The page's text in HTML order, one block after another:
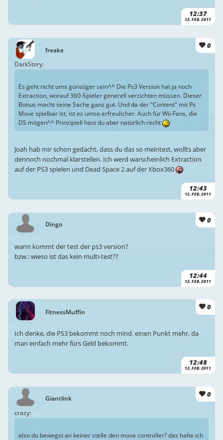
12:37
12. FEB. 2011
freake
0
12:43
12. FEB. 2011
DarkStory:
Es geht nicht ums günstiger sein^^ Die Ps3 Version hat ja noch
Extraction, worauf 360-Spieler generell verzichten müssen. Dieser
Bonus macht seine Sache ganz gut. Und da der "Content" mit Ps
Move spielbar ist, ist es umso erfreulicher. Auch für Wii-Fans, die
DS mögen^^ Prinzipiell hast du aber natürlich recht
Joah hab mir schon gedacht, dass du das so meintest, wollts aber
dennoch nochmal klarstellen. Ich werd warscheinlich Extraction
auf der PS3 spielen und Dead Space 2 auf der Xbox360
Dingo 0
12:44
12. FEB. 2011
wann kommt der test der ps3 version?
bzw.: wieso ist das kein multi-test??
FitnessMuffin
0
12:48
12. FEB. 2011
Ich denke, die PS3 bekommt noch mind. einen Punkt mehr, da
man einfach mehr fürs Geld bekommt.
Giantlink 0
crazy:
also du bewegst an keiner stelle den move controller? das halte ich